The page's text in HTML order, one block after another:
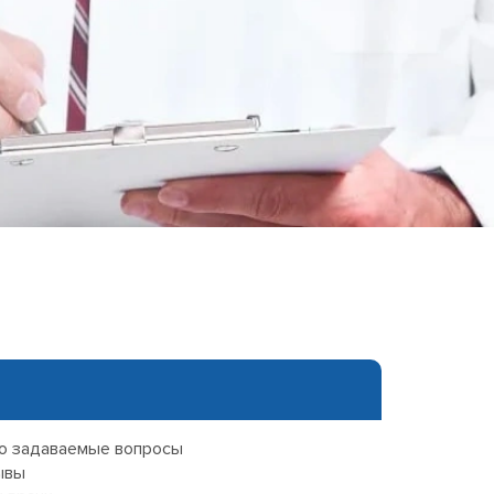
компульсивного
атак
задаваемые вопросы